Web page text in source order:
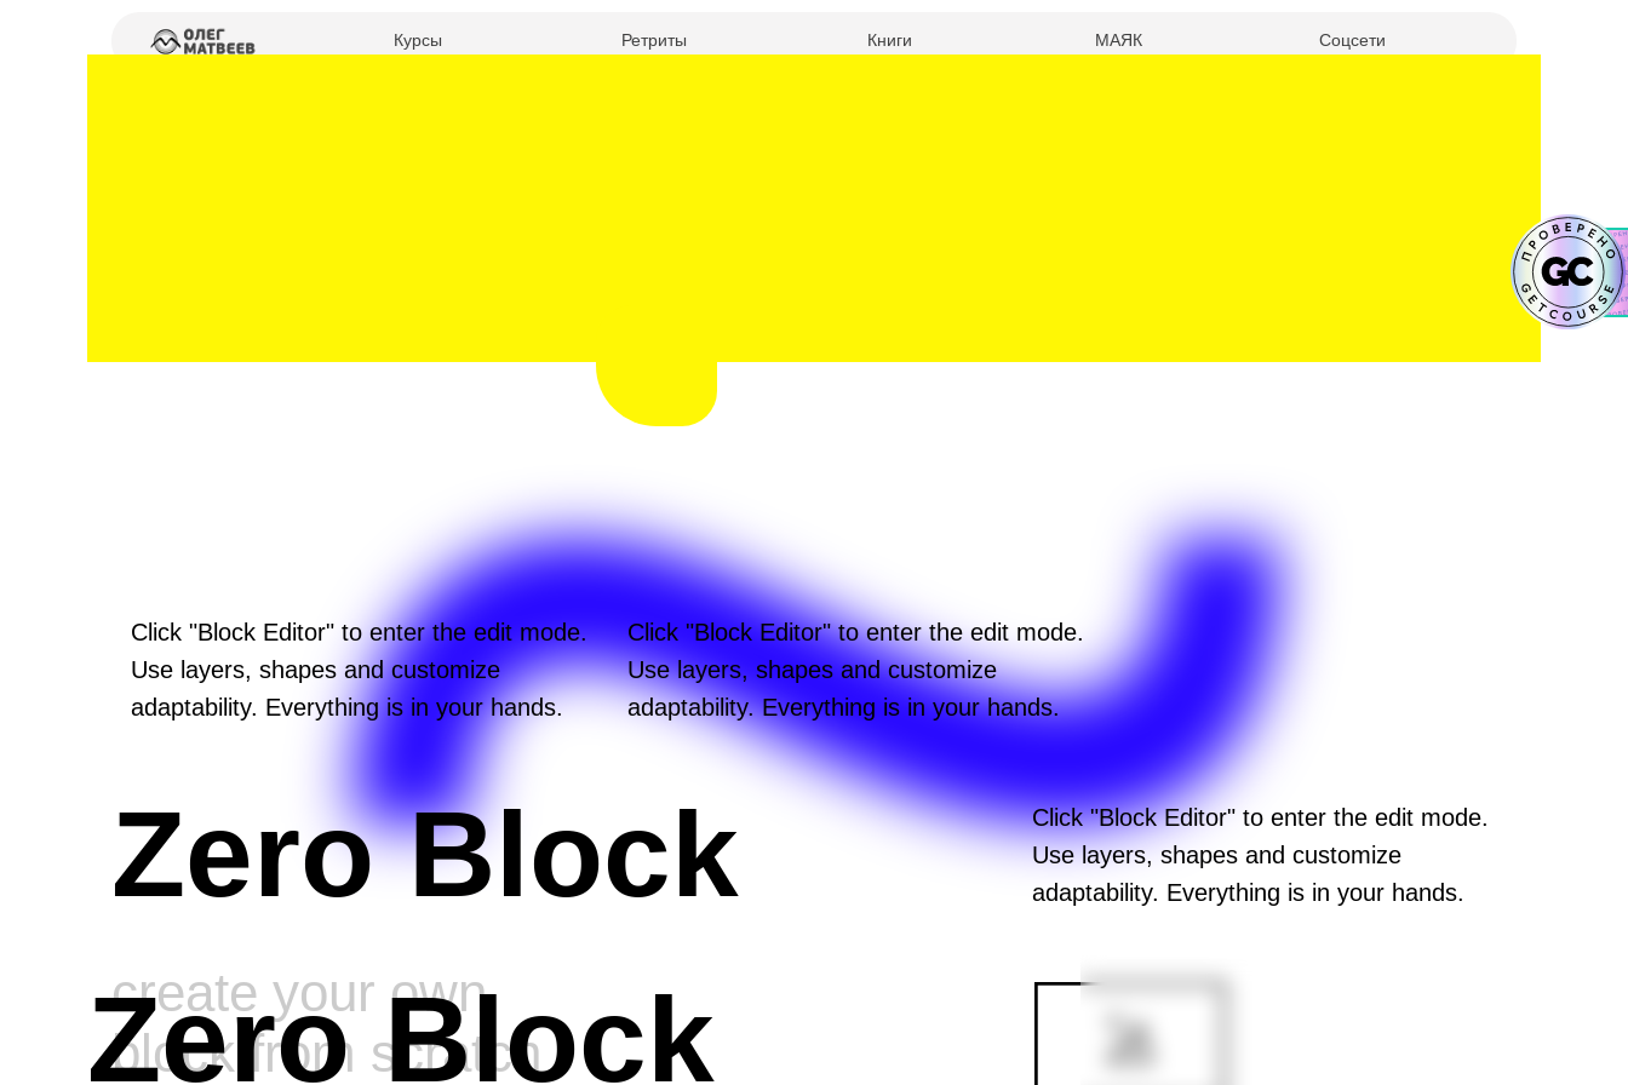
Курсы МАЯК
Книги
Ретриты Соцсети
Zero Block
Click "Block Editor" to enter the edit mode.
Use layers, shapes and customize
adaptability. Everything is in your hands.
Click "Block Editor" to enter the edit mode.
Use layers, shapes and customize
adaptability. Everything is in your hands.
Zero Block
Click "Block Editor" to enter the edit mode.
Use layers, shapes and customize
adaptability. Everything is in your hands.
create your own
block from scratch